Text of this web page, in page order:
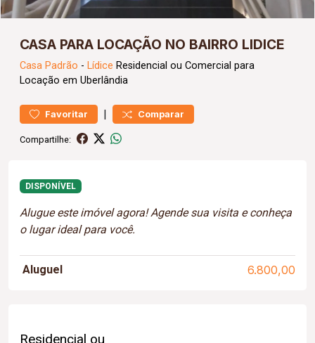
CASA PARA LOCAÇÃO NO BAIRRO LIDICE
Casa Padrão - Lídice Residencial ou Comercial para
Locação em Uberlândia
Favoritar | Comparar
Compartilhe:
DISPONÍVEL
Alugue este imóvel agora! Agende sua visita e conheça
o lugar ideal para você.
Aluguel 6.800,00
Residencial ou